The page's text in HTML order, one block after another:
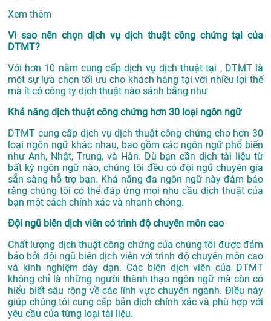
Xem thêm
Vì sao nên chọn dịch vụ dịch thuật công chứng tại của
DTMT?
Với hơn 10 năm cung cấp dịch vụ dịch thuật tại , DTMT là
một sự lựa chọn tối ưu cho khách hàng tại với nhiều lợi thế
mà ít có công ty dịch thuật nào sánh bằng như
Khả năng dịch thuật công chứng hơn 30 loại ngôn ngữ
DTMT cung cấp dịch vụ dịch thuật công chứng cho hơn 30
loại ngôn ngữ khác nhau, bao gồm các ngôn ngữ phổ biến
như Anh, Nhật, Trung, và Hàn. Dù bạn cần dịch tài liệu từ
bất kỳ ngôn ngữ nào, chúng tôi đều có đội ngũ chuyên gia
sẵn sàng hỗ trợ bạn. Khả năng đa ngôn ngữ này đảm bảo
rằng chúng tôi có thể đáp ứng mọi nhu cầu dịch thuật của
bạn một cách chính xác và nhanh chóng.
Đội ngũ biên dịch viên có trình độ chuyên môn cao
Chất lượng dịch thuật công chứng của chúng tôi được đảm
bảo bởi đội ngũ biên dịch viên với trình độ chuyên môn cao
và kinh nghiệm dày dạn. Các biên dịch viên của DTMT
không chỉ là những người thành thạo ngôn ngữ mà còn có
hiểu biết sâu rộng về các lĩnh vực chuyên ngành. Điều này
giúp chúng tôi cung cấp bản dịch chính xác và phù hợp với
yêu cầu của từng loại tài liệu.